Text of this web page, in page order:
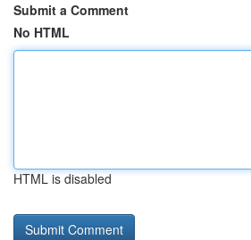
Submit a Comment
No HTML
HTML is disabled